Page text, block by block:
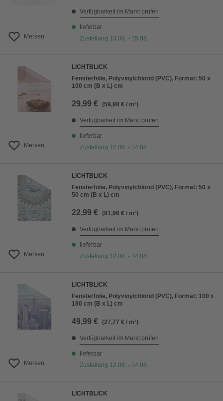
Merken
Verfügbarkeit im Markt prüfen
lieferbar
Zustellung 13.08. - 15.08.
Merken
LICHTBLICK
Fensterfolie, Polyvinylchlorid (PVC), Format: 50 x
100 cm (B x L) cm
29,99 € (59,98 € / m²)
Verfügbarkeit im Markt prüfen
lieferbar
Zustellung 12.08. - 14.08.
Merken
LICHTBLICK
Fensterfolie, Polyvinylchlorid (PVC), Format: 50 x
50 cm (B x L) cm
22,99 € (91,96 € / m²)
Verfügbarkeit im Markt prüfen
lieferbar
Zustellung 12.08. - 14.08.
Merken
LICHTBLICK
Fensterfolie, Polyvinylchlorid (PVC), Format: 100 x
180 cm (B x L) cm
49,99 € (27,77 € / m²)
Verfügbarkeit im Markt prüfen
lieferbar
Zustellung 12.08. - 14.08.
LICHTBLICK